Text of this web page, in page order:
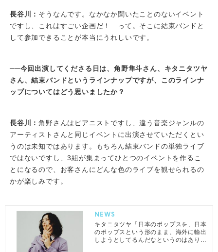
長谷川： そうなんです。なかなか聞いたことのないイベント
ですし、これはすごい企画だ！ って。そこに結束バンドと
して参加できることが本当にうれしいです。
──今回出演してくださる日は、角野隼斗さん、キタニタツヤ
さん、結束バンドというラインナップですが、このラインナ
ップについてはどう思いましたか？
長谷川：角野さんはピアニストですし、違う音楽ジャンルの
アーティストさんと同じイベントに出演させていただくとい
うのは未知ではあります。もちろん結束バンドの単独ライブ
ではないですし、3組が集まってひとつのイベントを作るこ
とになるので、お客さんにどんな色のライブを観せられるの
かが楽しみです。
NEWS
キタニタツヤ「日本のポップスを、日本
のポップスという形のまま、海外に輸出
しようとしてるんだなというのはありが